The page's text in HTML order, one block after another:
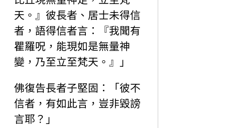
天。』彼長者、居士未得信
者，語得信者言：『我聞有
瞿羅呪，能現如是無量神
變，乃至立至梵天。』」
佛復告長者子堅固：「彼不
信者，有如此言，豈非毀謗
言耶？」